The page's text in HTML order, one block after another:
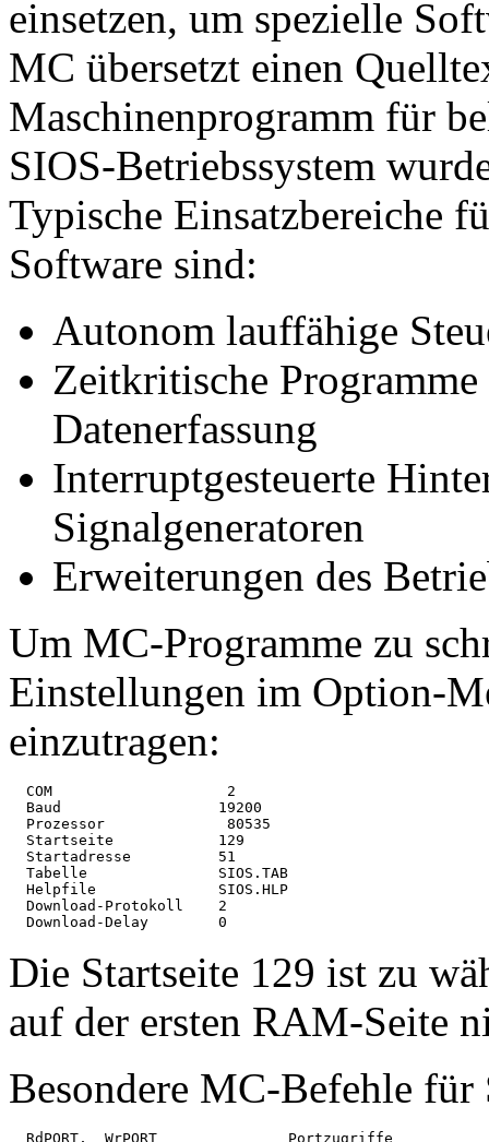
einsetzen, um spezielle
MC übersetzt einen
Maschinenprogramm für
SIOS-Betriebssystem
Typische Einsatzbereiche
Software sind:
Autonom lauffähige
Zeitkritische
Datenerfassung
Interruptgesteuerte
Signalgeneratoren
Erweiterungen des
Um MC-Programme zu
Einstellungen im Option-
einzutragen:
  COM                    2
  Baud                  19200
  Prozessor              80535
  Startseite            129
  Startadresse          51
  Tabelle               SIOS.TAB
  Helpfile              SIOS.HLP
  Download-Protokoll    2
Die Startseite 129 ist zu
auf der ersten RAM-Seite
Besondere MC-Befehle für
  RdPORT,  WrPORT               Portzugriffe